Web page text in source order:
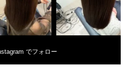
でフォロー